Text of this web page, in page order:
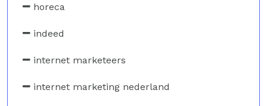
horeca
indeed
internet marketeers
internet marketing nederland